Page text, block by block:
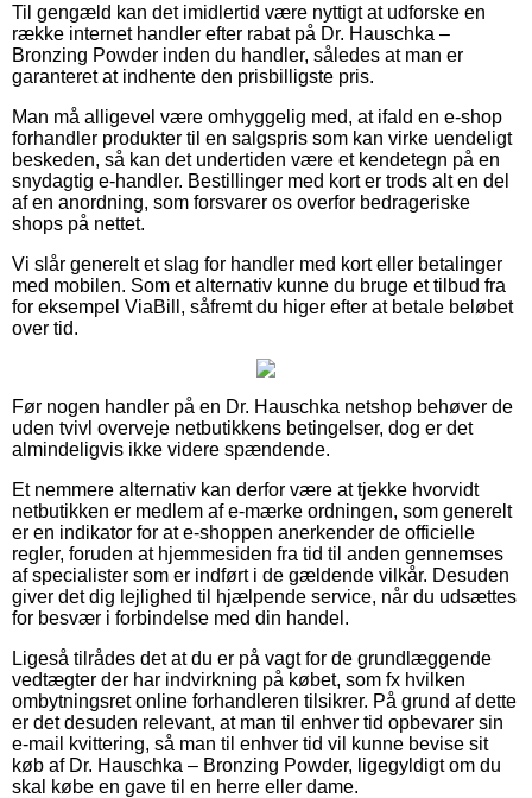
Til gengæld kan det imidlertid være nyttigt at udforske en
række internet handler efter rabat på Dr. Hauschka –
Bronzing Powder inden du handler, således at man er
garanteret at indhente den prisbilligste pris.
Man må alligevel være omhyggelig med, at ifald en e-shop
forhandler produkter til en salgspris som kan virke uendeligt
beskeden, så kan det undertiden være et kendetegn på en
snydagtig e-handler. Bestillinger med kort er trods alt en del
af en anordning, som forsvarer os overfor bedrageriske
shops på nettet.
Vi slår generelt et slag for handler med kort eller betalinger
med mobilen. Som et alternativ kunne du bruge et tilbud fra
for eksempel ViaBill, såfremt du higer efter at betale beløbet
over tid.
Før nogen handler på en Dr. Hauschka netshop behøver de
uden tvivl overveje netbutikkens betingelser, dog er det
almindeligvis ikke videre spændende.
Et nemmere alternativ kan derfor være at tjekke hvorvidt
netbutikken er medlem af e-mærke ordningen, som generelt
er en indikator for at e-shoppen anerkender de officielle
regler, foruden at hjemmesiden fra tid til anden gennemses
af specialister som er indført i de gældende vilkår. Desuden
giver det dig lejlighed til hjælpende service, når du udsættes
for besvær i forbindelse med din handel.
Ligeså tilrådes det at du er på vagt for de grundlæggende
vedtægter der har indvirkning på købet, som fx hvilken
ombytningsret online forhandleren tilsikrer. På grund af dette
er det desuden relevant, at man til enhver tid opbevarer sin
e-mail kvittering, så man til enhver tid vil kunne bevise sit
køb af Dr. Hauschka – Bronzing Powder, ligegyldigt om du
skal købe en gave til en herre eller dame.